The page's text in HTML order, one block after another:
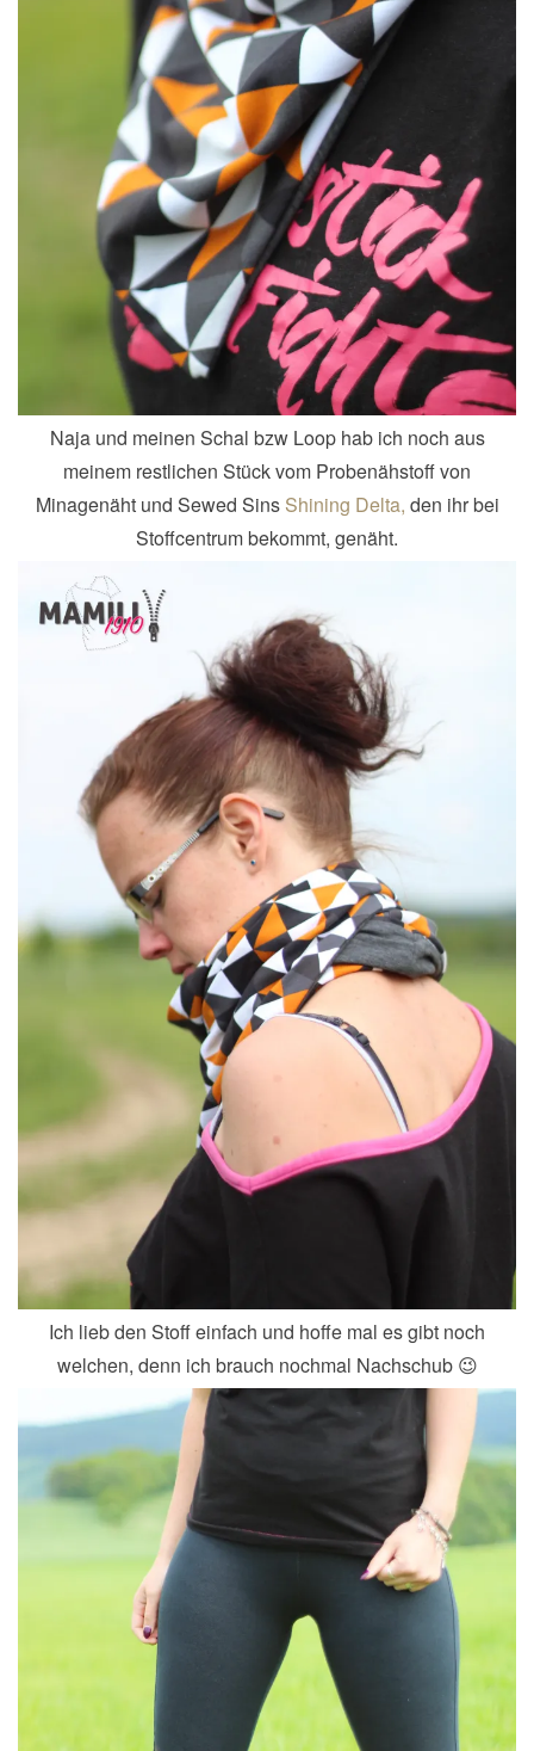
Naja und meinen Schal bzw Loop hab ich noch aus
meinem restlichen Stück vom Probenähstoff von
Minagenäht und Sewed Sins Shining Delta, den ihr bei
Stoffcentrum bekommt, genäht.
Ich lieb den Stoff einfach und hoffe mal es gibt noch
welchen, denn ich brauch nochmal Nachschub 😉